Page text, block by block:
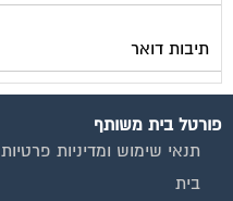
תיבות דואר
פורטל בית משותף
תנאי שימוש ומדיניות פרטיות
בית